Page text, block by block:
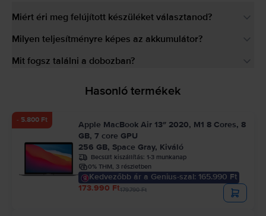
Miért éri meg felújított készüléket választanod?
Milyen teljesítményre képes az akkumulátor?
Mit fogsz találni a dobozban?
Hasonló termékek
- 5.800 Ft
Apple MacBook Air 13″ 2020, M1 8 Cores, 8
GB, 7 core GPU
256 GB, Space Gray, Kiváló
Becsült kiszállítás: 1-3 munkanap
0% THM, 3 részletben
Kedvezőbb ár a Genius-szal: 165.990 Ft
173.990 Ft179.790 Ft